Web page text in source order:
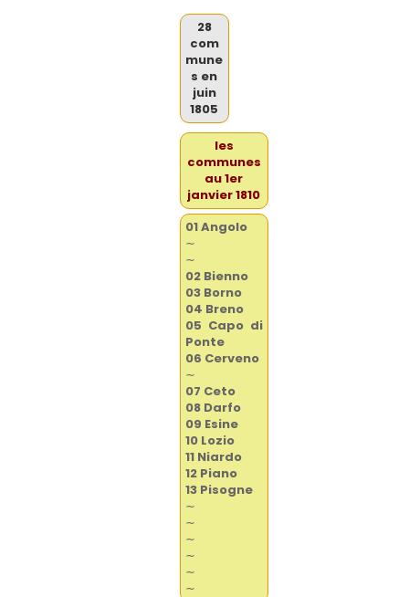
28
com
mune
s en
juin
1805
les
communes
au 1er
janvier 1810
01 Angolo
∼
∼
02 Bienno
03 Borno
04 Breno
05 Capo di
Ponte
06 Cerveno
∼
07 Ceto
08 Darfo
09 Esine
10 Lozio
11 Niardo
12 Piano
13 Pisogne
∼
∼
∼
∼
∼
∼